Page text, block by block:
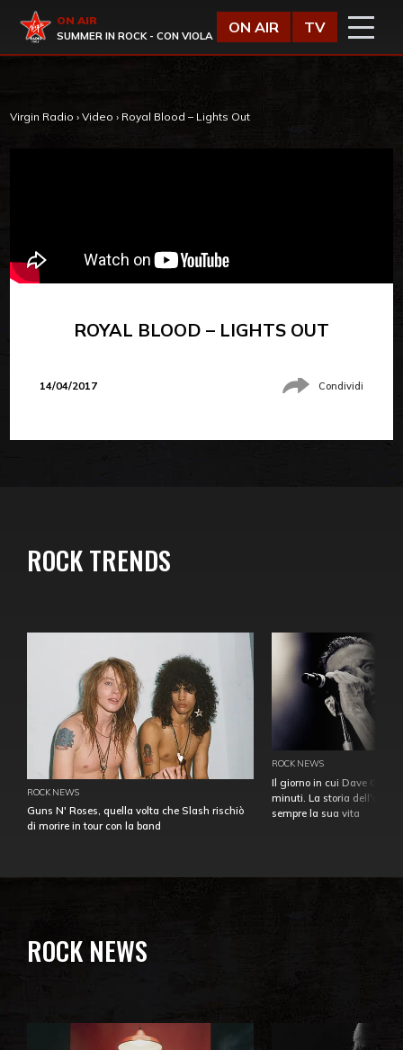
Virgin Radio
ON AIR
SUMMER IN ROCK - CON VIOLA
ON AIR TV
Virgin Radio › Video › Royal Blood – Lights Out
ROYAL BLOOD – LIGHTS OUT
14/04/2017 Condividi
ROCK TRENDS
ROCK NEWS
Guns N' Roses, quella volta che Slash rischiò
di morire in tour con la band
ROCK NEWS
Il giorno in cui Dave
minuti. La storia
sempre la sua vita
ROCK NEWS